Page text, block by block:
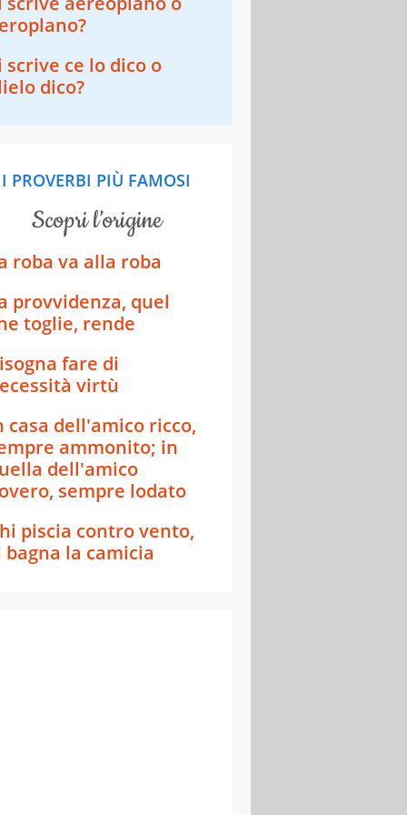
scrive ce lo dico o
dico?
I PROVERBI PIÙ FAMOSI
scopri l’origine
roba va alla roba
provvidenza, quel
toglie, rende
fare di
virtù
casa dell'amico ricco,
ammonito; in
dell'amico
sempre lodato
piscia contro vento,
bagna la camicia